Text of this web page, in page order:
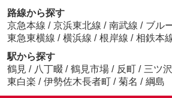
路線から探す
京急本線 / 京浜東北線 / 南武線 / ブル
東急東横線 / 横浜線 / 根岸線 / 相鉄本
駅から探す
鶴見 / 八丁畷 / 鶴見市場 / 反町 / 三ツ
東白楽 / 伊勢佐木長者町 / 菊名 / 綱島